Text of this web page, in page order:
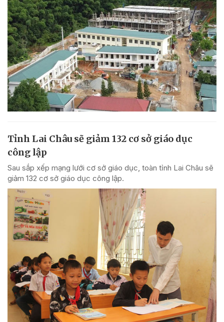
Tỉnh Lai Châu sẽ giảm 132 cơ sở giáo dục
công lập
Sau sắp xếp mạng lưới cơ sở giáo dục, toàn tỉnh Lai Châu sẽ
giảm 132 cơ sở giáo dục công lập.